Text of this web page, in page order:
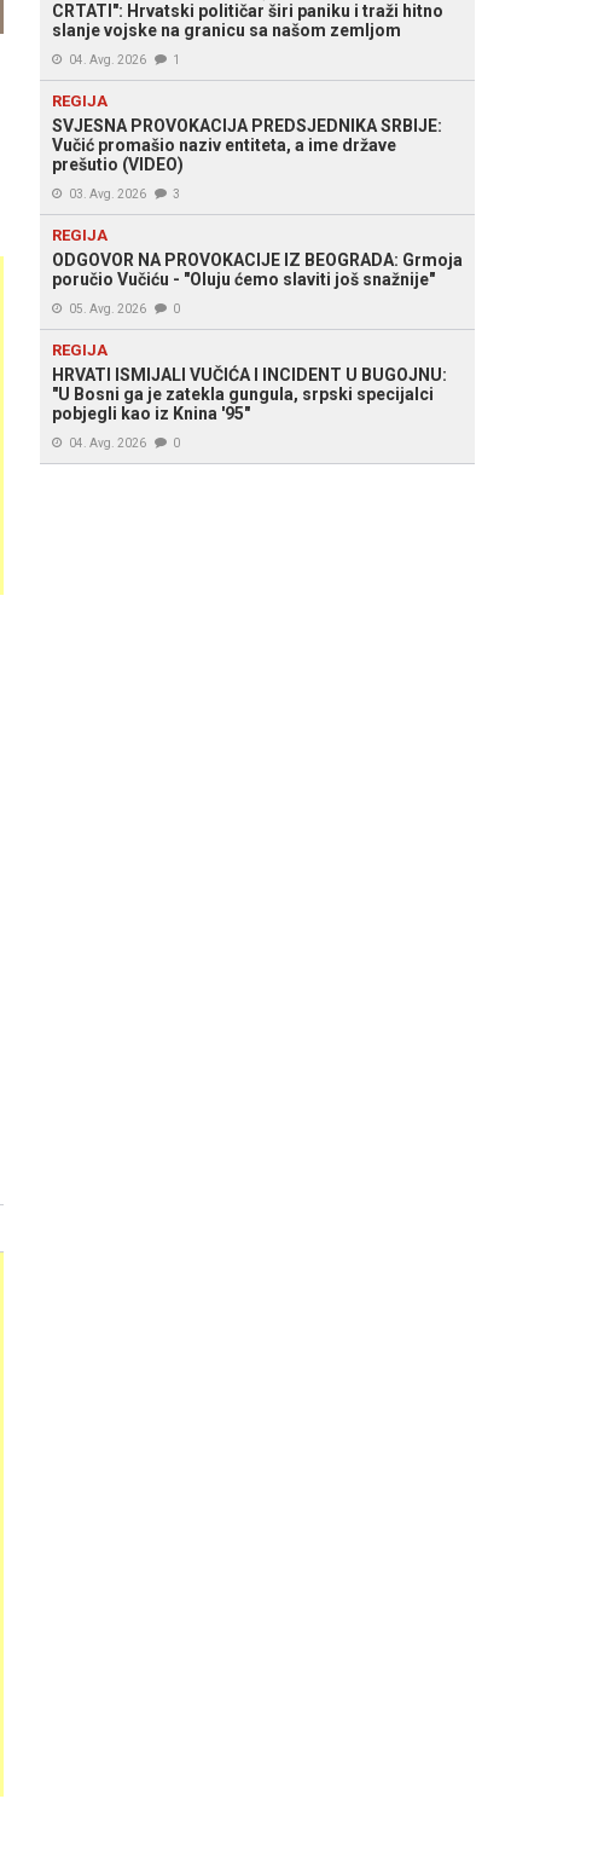
CRTATI": Hrvatski političar širi paniku i traži hitno
slanje vojske na granicu sa našom zemljom
04. Avg. 2026 1
REGIJA
SVJESNA PROVOKACIJA PREDSJEDNIKA SRBIJE:
Vučić promašio naziv entiteta, a ime države
prešutio (VIDEO)
03. Avg. 2026 3
REGIJA
ODGOVOR NA PROVOKACIJE IZ BEOGRADA: Grmoja
poručio Vučiću - "Oluju ćemo slaviti još snažnije"
05. Avg. 2026 0
REGIJA
HRVATI ISMIJALI VUČIĆA I INCIDENT U BUGOJNU:
"U Bosni ga je zatekla gungula, srpski specijalci
pobjegli kao iz Knina '95"
04. Avg. 2026 0